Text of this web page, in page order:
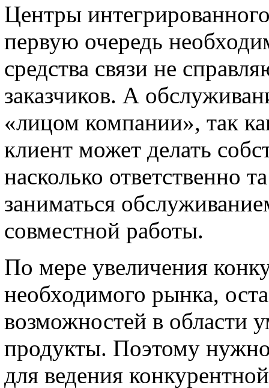
Центры
первую очередь
средства связи не
заказчиков. А
«лицом компании», так
клиент может делать
насколько ответственно
заниматься
совместной работы.
По мере увеличения
необходимого рынка,
возможностей в области
продукты. Поэтому
для ведения